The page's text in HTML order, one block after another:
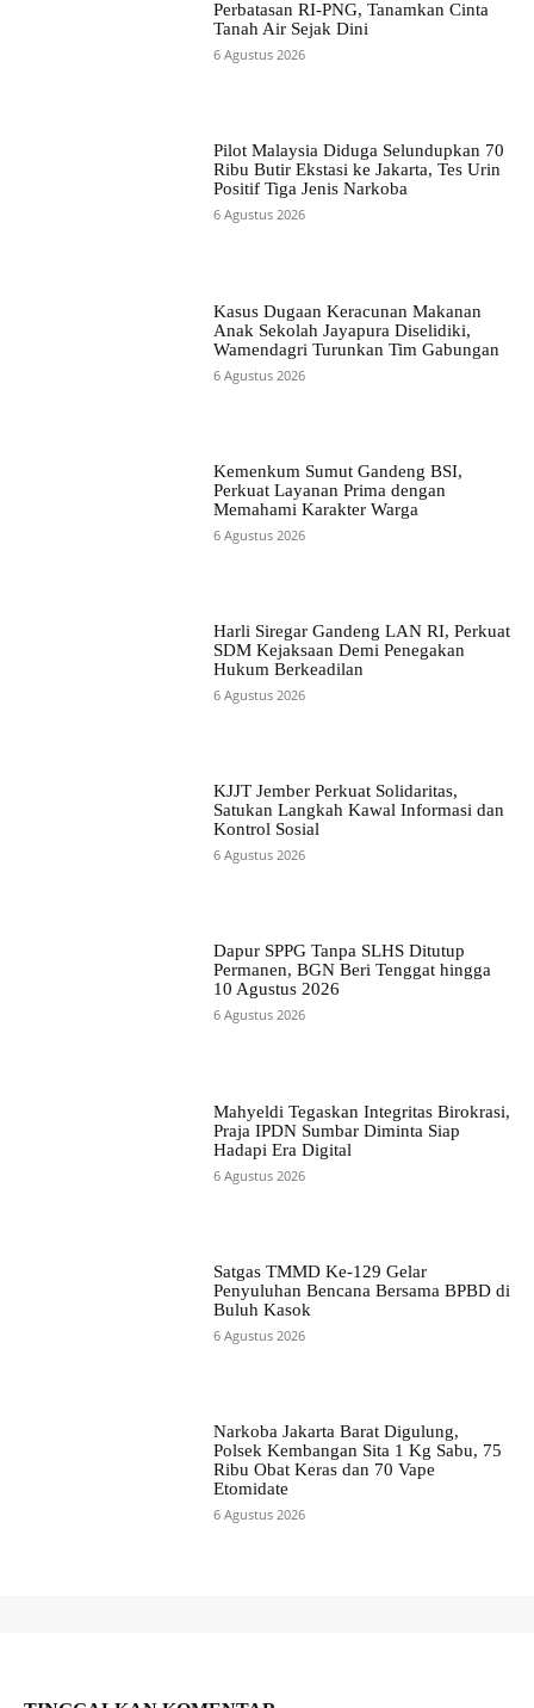
Perbatasan RI-PNG, Tanamkan Cinta
Tanah Air Sejak Dini
6 Agustus 2026
Pilot Malaysia Diduga Selundupkan 70
Ribu Butir Ekstasi ke Jakarta, Tes Urin
Positif Tiga Jenis Narkoba
6 Agustus 2026
Kasus Dugaan Keracunan Makanan
Anak Sekolah Jayapura Diselidiki,
Wamendagri Turunkan Tim Gabungan
6 Agustus 2026
Kemenkum Sumut Gandeng BSI,
Perkuat Layanan Prima dengan
Memahami Karakter Warga
6 Agustus 2026
Harli Siregar Gandeng LAN RI, Perkuat
SDM Kejaksaan Demi Penegakan
Hukum Berkeadilan
6 Agustus 2026
KJJT Jember Perkuat Solidaritas,
Satukan Langkah Kawal Informasi dan
Kontrol Sosial
6 Agustus 2026
Dapur SPPG Tanpa SLHS Ditutup
Permanen, BGN Beri Tenggat hingga
10 Agustus 2026
6 Agustus 2026
Mahyeldi Tegaskan Integritas Birokrasi,
Praja IPDN Sumbar Diminta Siap
Hadapi Era Digital
6 Agustus 2026
Satgas TMMD Ke-129 Gelar
Penyuluhan Bencana Bersama BPBD di
Buluh Kasok
6 Agustus 2026
Narkoba Jakarta Barat Digulung,
Polsek Kembangan Sita 1 Kg Sabu, 75
Ribu Obat Keras dan 70 Vape
Etomidate
6 Agustus 2026